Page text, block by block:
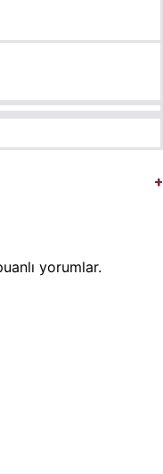
+
yorumlar.